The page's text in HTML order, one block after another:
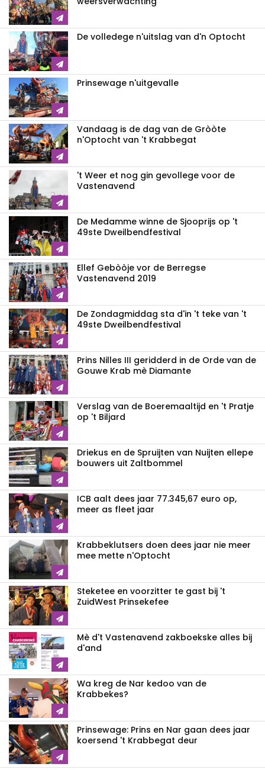
De volledege n'uitslag van d'n Optocht
Prinsewage n'uitgevalle
Vandaag is de dag van de Gròòte
n'Optocht van 't Krabbegat
't Weer et nog gin gevollege voor de
Vastenavend
De Medamme winne de Sjooprijs op 't
49ste Dweilbendfestival
Ellef Gebòòje vor de Berregse
Vastenavend 2019
De Zondagmiddag sta d'in 't teke van 't
49ste Dweilbendfestival
Prins Nilles III geridderd in de Orde van de
Gouwe Krab mè Diamante
Verslag van de Boeremaaltijd en 't Pratje
op 't Biljard
Driekus en de Spruijten van Nuijten ellepe
bouwers uit Zaltbommel
ICB aalt dees jaar 77.345,67 euro op,
meer as fleet jaar
Krabbeklutsers doen dees jaar nie meer
mee mette n'Optocht
Steketee en voorzitter te gast bij 't
ZuidWest Prinsekefee
Mè d't Vastenavend zakboekske alles bij
d'and
Wa kreg de Nar kedoo van de
Krabbekes?
Prinsewage: Prins en Nar gaan dees jaar
koersend 't Krabbegat deur